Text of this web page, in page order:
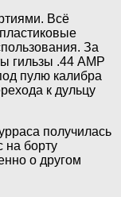
Всё
За
гильзы .44 АМР
пулю калибра
к дульцу
получилась
на борту
о другом